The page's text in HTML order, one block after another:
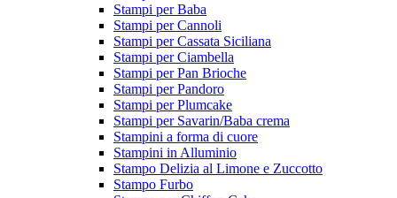
Stampi per Baba
Stampi per Cannoli
Stampi per Cassata Siciliana
Stampi per Ciambella
Stampi per Pan Brioche
Stampi per Pandoro
Stampi per Plumcake
Stampi per Savarin/Baba crema
Stampini a forma di cuore
Stampini in Alluminio
Stampo Delizia al Limone e Zuccotto
Stampo Furbo